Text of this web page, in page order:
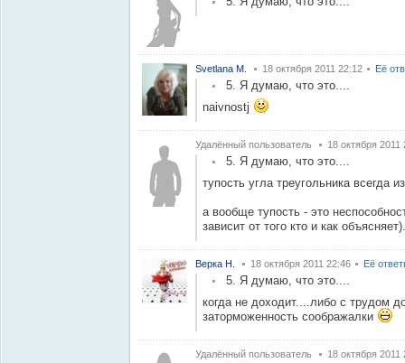
Svetlana M. 18 октября 2011 22:12 Её
5. Я думаю, что это....
naivnostj
Удалённый пользователь 18 октября 2011
5. Я думаю, что это....
тупость угла треугольника всегда
а вообще тупость - это
зависит от того кто и как объясняет).
Верка Н. 18 октября 2011 22:46 Её
5. Я думаю, что это....
когда не доходит....либо с трудом
заторможенность соображалки
Удалённый пользователь 18 октября 2011